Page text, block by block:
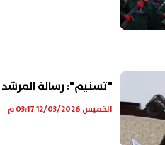
"تسنيم": رسالة المرشد
الخميس 12/03/2026 03:17 م